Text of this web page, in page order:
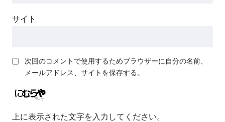
サイト
次回のコメントで使用するためブラウザーに自分の名前、
メールアドレス、サイトを保存する。
上に表示された文字を入力してください。